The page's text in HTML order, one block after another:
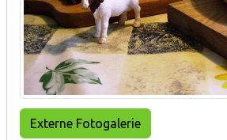
Externe Fotogalerie